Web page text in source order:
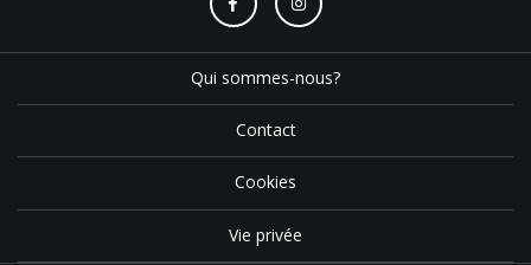
Qui sommes-nous?
Contact
Cookies
Vie privée